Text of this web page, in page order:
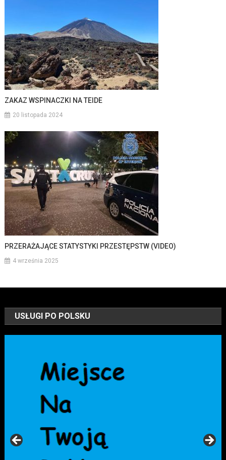
ZAKAZ WSPINACZKI NA TEIDE
20 listopada 2024
PRZERAŻAJĄCE STATYSTYKI PRZESTĘPSTW (VIDEO)
4 września 2025
USŁUGI PO POLSKU